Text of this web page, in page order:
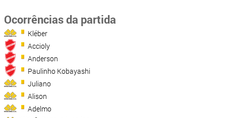
Ocorrências da partida
Kléber
Accioly
Anderson
Paulinho Kobayashi
Juliano
Alison
Adelmo